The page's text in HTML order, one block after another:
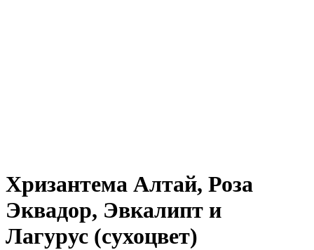
Хризантема Алтай, Роза
Эквадор, Эвкалипт и
Лагурус (сухоцвет)